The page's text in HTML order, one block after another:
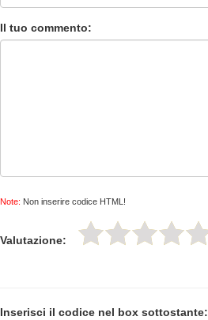
Il tuo commento:
Note: Non inserire codice HTML!
Valutazione:
Inserisci il codice nel box sottostante: